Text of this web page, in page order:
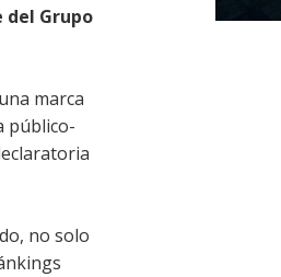
Grupo
marca
público-
no solo